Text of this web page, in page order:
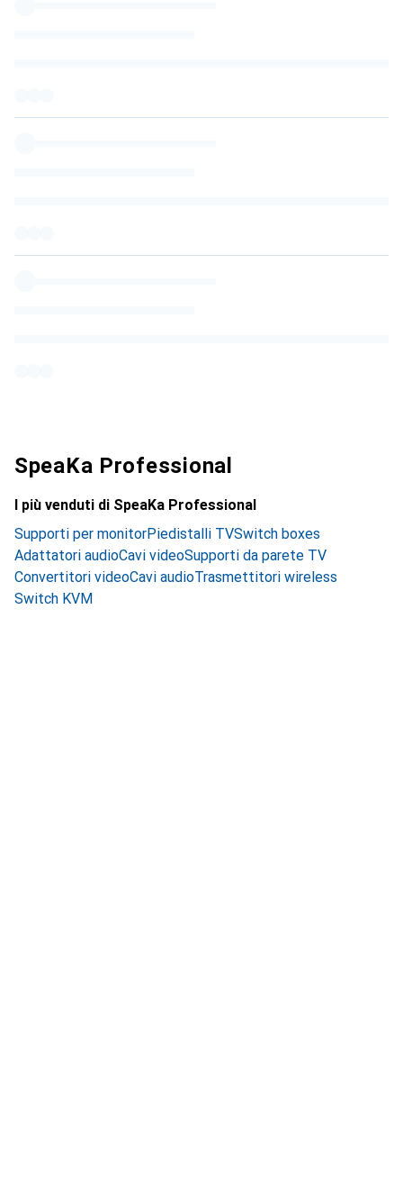
SpeaKa Professional
I più venduti di SpeaKa Professional
Supporti per monitorPiedistalli TVSwitch boxes
Adattatori audioCavi videoSupporti da parete TV
Convertitori videoCavi audioTrasmettitori wireless
Switch KVM